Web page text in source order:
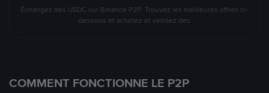
Échangez des USDC sur Binance P2P. Trouvez les meilleures offres ci-
dessous et achetez et vendez des
COMMENT FONCTIONNE LE P2P